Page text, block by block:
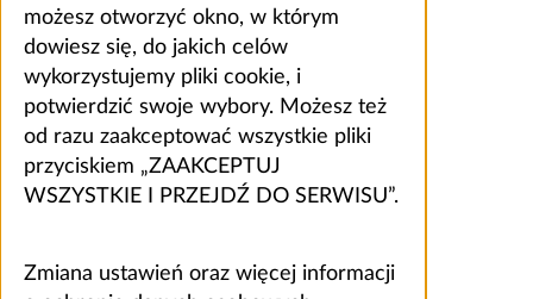
możesz otworzyć okno, w którym
dowiesz się, do jakich celów
wykorzystujemy pliki cookie, i
potwierdzić swoje wybory. Możesz też
od razu zaakceptować wszystkie pliki
przyciskiem „ZAAKCEPTUJ
WSZYSTKIE I PRZEJDŹ DO SERWISU”.
Zmiana ustawień oraz więcej informacji